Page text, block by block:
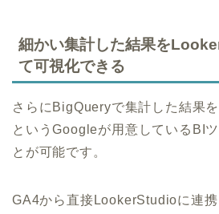
細かい集計した結果を
て可視化できる
さらにBigQueryで集計した結果
というGoogleが用意しているBI
とが可能です。
GA4から直接LookerStudioに連